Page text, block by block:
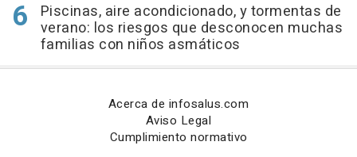
Piscinas, aire acondicionado, y tormentas de
verano: los riesgos que desconocen muchas
familias con niños asmáticos
Acerca de infosalus.com
Aviso Legal
Cumplimiento normativo